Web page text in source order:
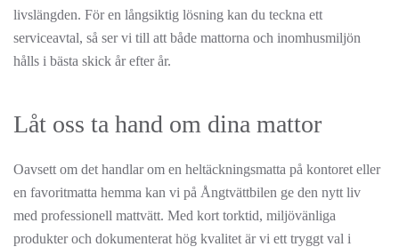
livslängden. För en långsiktig lösning kan du teckna ett
serviceavtal, så ser vi till att både mattorna och inomhusmiljön
hålls i bästa skick år efter år.
Låt oss ta hand om dina mattor
Oavsett om det handlar om en heltäckningsmatta på kontoret eller
en favoritmatta hemma kan vi på Ångtvättbilen ge den nytt liv
med professionell mattvätt. Med kort torktid, miljövänliga
produkter och dokumenterat hög kvalitet är vi ett tryggt val i